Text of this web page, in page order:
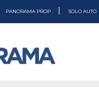
PANORAMA PROP SOLO AUTO